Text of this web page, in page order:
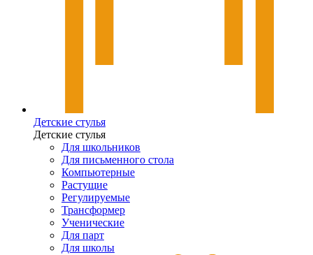
Детские стулья
Детские стулья
Для школьников
Для письменного стола
Компьютерные
Растущие
Регулируемые
Трансформер
Ученические
Для парт
Для школы